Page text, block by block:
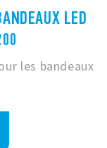
LED
les bandeaux